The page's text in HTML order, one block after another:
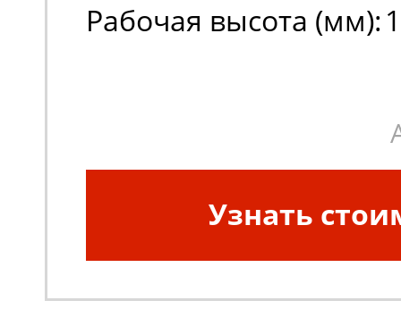
Рабочая высота (мм):
Узнать